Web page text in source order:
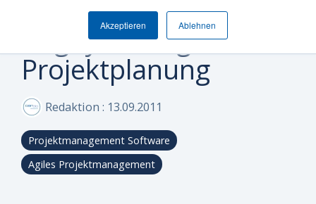
Akzeptieren Ablehnen
steuern
oder
optimieren?
Mittelstand
und
Management
Portfolio-
Management
Plattform
Integrationen
Reporting & BI
KI-Funktionalität
den
ersten
Schritt
zu
mehr
Sind Sie
neugierig,
Practices
Whitepaper & eBooks
Hybride Mastercalss
Webinare & Videos
Anwender der Can Do Software
FAQs
Newsletter
den
ersten
Schritt
zu
mehr
Sind Sie
neugierig,
auszeichnet
Warum Can Do
Partner
Zertifizierungen
Karriere
den
ersten
Schritt
zu
mehr
Sind Sie
neugierig,
Projektmanagement,
Rugby und agile
Projektplanung
Redaktion : 13.09.2011
Projektmanagement Software
Agiles Projektmanagement